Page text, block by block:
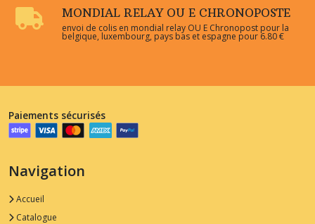
MONDIAL RELAY OU E CHRONOPOSTE
envoi de colis en mondial relay OU E Chronopost pour la
belgique, luxembourg, pays bas et espagne pour 6.80 €
Paiements sécurisés
Navigation
Accueil
Catalogue